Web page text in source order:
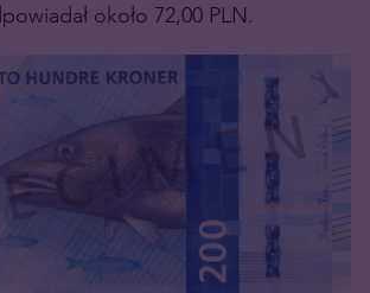
około 72,00 PLN.